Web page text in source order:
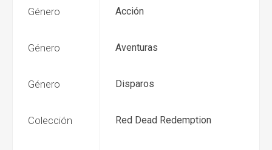
Género Acción
Género Aventuras
Género Disparos
Colección Red Dead Redemption